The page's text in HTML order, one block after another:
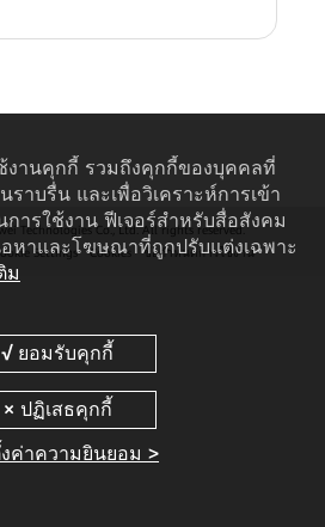
Technologies Co., Ltd. All rights reserved.
Settings Cookies ข้อกำหนดการใช้งาน
งานคุกกี้ รวมถึงคุกกี้ของบุคคลที่
ราบรื่น และเพื่อวิเคราะห์การเข้า
ารใช้งาน ฟีเจอร์สำหรับสื่อสังคม
หาและโฆษณาที่ถูกปรับแต่งเฉพาะ
ม
ค่าความยินยอม >